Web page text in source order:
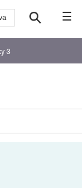
☰
3